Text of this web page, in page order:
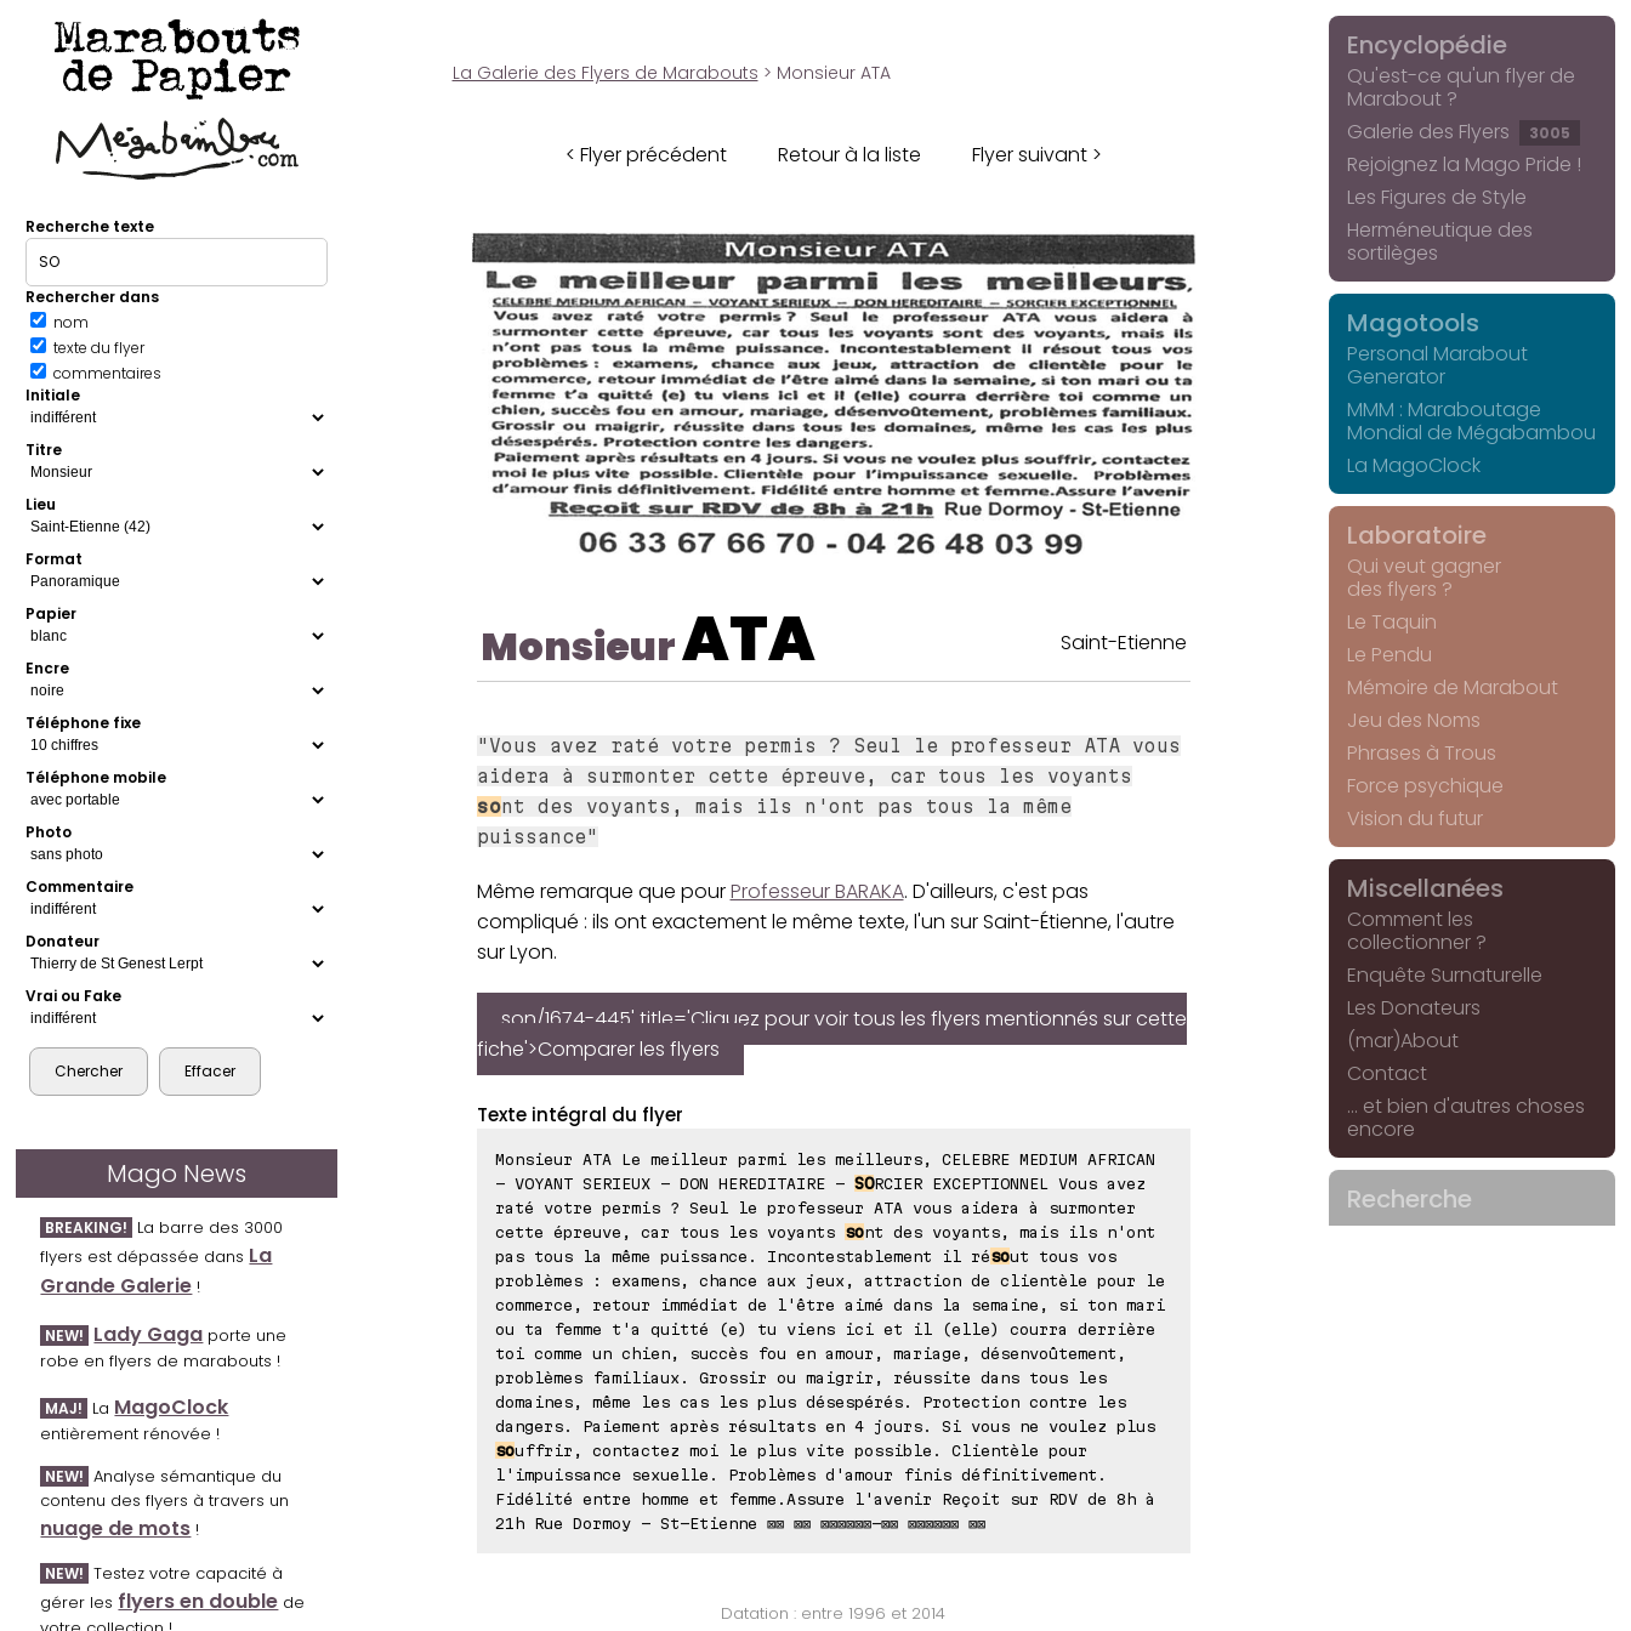
Marabouts
de Papier
Recherche texte
Rechercher dans
nom
texte du flyer
commentaires
Initiale
Titre
Lieu
Format
Papier
Encre
Téléphone fixe
Téléphone mobile
Photo
Commentaire
Donateur
Vrai ou Fake
Mago News
BREAKING! La barre des 3000
flyers est dépassée dans La
Grande Galerie !
NEW! Lady Gaga porte une
robe en flyers de marabouts !
MAJ! La MagoClock
entièrement rénovée !
NEW! Analyse sémantique du
contenu des flyers à travers un
nuage de mots !
NEW! Testez votre capacité à
gérer les flyers en double de
La Galerie des Flyers de Marabouts > Monsieur ATA
< Flyer précédent Retour à la liste Flyer suivant >
MonsieurATA Saint-Etienne
"Vous avez raté votre permis ? Seul le professeur ATA vous
aidera à surmonter cette épreuve, car tous les voyants
sont des voyants, mais ils n'ont pas tous la même
puissance"
Même remarque que pourProfesseur BARAKA. D'ailleurs, c'est pas
compliqué : ils ont exactement le même texte, l'un sur Saint-Étienne, l'autre
sur Lyon.
son/1674-445' title='Cliquez pour voir tous les flyers mentionnés sur cette
fiche'>Comparer les flyers
Texte intégral du flyer
Monsieur ATA Le meilleur parmi les meilleurs, CELEBRE MEDIUM AFRICAN
- VOYANT SERIEUX - DON HEREDITAIRE - SORCIER EXCEPTIONNEL Vous avez
raté votre permis ? Seul le professeur ATA vous aidera à surmonter
cette épreuve, car tous les voyants
sont des voyants, mais ils n'ont
pas tous la même puissance. Incontestablement il résout tous vos
problèmes : examens, chance aux jeux, attraction de clientèle pour le
commerce, retour immédiat de l'être aimé dans la semaine, si ton mari
ou ta femme t'a quitté (e) tu viens ici et il (elle) courra derrière
toi comme un chien, succès fou en amour, mariage, désenvoûtement,
problèmes familiaux. Grossir ou maigrir, réussite dans tous les
domaines, même les cas les plus désespérés. Protection contre les
dangers. Paiement après résultats en 4 jours. Si vous ne voulez plus
souffrir, contactez moi le plus vite possible. Clientèle pour
l'impuissance sexuelle. Problèmes d'amour finis définitivement.
Fidélité entre homme et femme.Assure l'avenir Reçoit sur RDV de 8h à
21h Rue Dormoy - St-Etienne ⊠⊠ ⊠⊠ ⊠⊠⊠⊠⊠⊠-⊠⊠ ⊠⊠⊠⊠⊠⊠ ⊠⊠
Datation : entre 1996 et 2014
Encyclopédie
Qu'est-ce qu'un flyer de
Marabout ?
Galerie des Flyers
3005
Rejoignez la Mago Pride !
Les Figures de Style
Herméneutique des
sortilèges
Magotools
Personal Marabout
Generator
MMM : Maraboutage
Mondial de Mégabambou
La MagoClock
Laboratoire
Qui veut gagner
des flyers ?
Le Taquin
Le Pendu
Mémoire de Marabout
Jeu des Noms
Phrases à Trous
Force psychique
Vision du futur
Miscellanées
Comment les
collectionner ?
Enquête Surnaturelle
Les Donateurs
(mar)About
Contact
... et bien d'autres choses
encore
Recherche